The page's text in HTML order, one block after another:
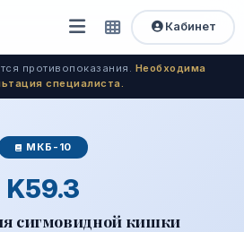
Открыть
меню
Быстрый
доступ
Кабинет
противопоказания. Необходима
специалиста.
МКБ-10
K59.3
сигмовидной кишки